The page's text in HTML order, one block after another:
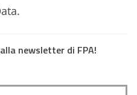
newsletter di FPA!